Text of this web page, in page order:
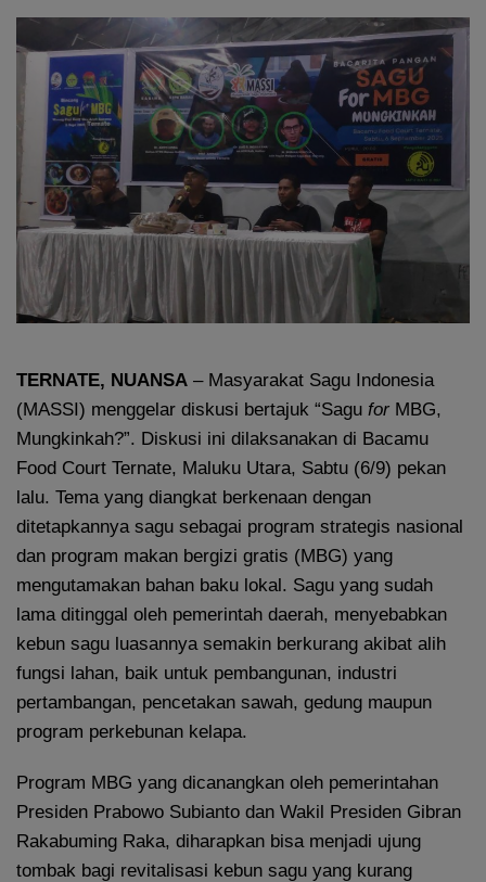
TERNATE, NUANSA – Masyarakat Sagu Indonesia
(MASSI) menggelar diskusi bertajuk “Sagu for MBG,
Mungkinkah?”. Diskusi ini dilaksanakan di Bacamu
Food Court Ternate, Maluku Utara, Sabtu (6/9) pekan
lalu. Tema yang diangkat berkenaan dengan
ditetapkannya sagu sebagai program strategis nasional
dan program makan bergizi gratis (MBG) yang
mengutamakan bahan baku lokal. Sagu yang sudah
lama ditinggal oleh pemerintah daerah, menyebabkan
kebun sagu luasannya semakin berkurang akibat alih
fungsi lahan, baik untuk pembangunan, industri
pertambangan, pencetakan sawah, gedung maupun
program perkebunan kelapa.
Program MBG yang dicanangkan oleh pemerintahan
Presiden Prabowo Subianto dan Wakil Presiden Gibran
Rakabuming Raka, diharapkan bisa menjadi ujung
tombak bagi revitalisasi kebun sagu yang kurang